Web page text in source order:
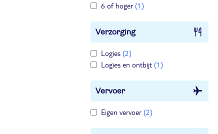
6 of hoger(1)
Verzorging
Logies (2)
Logies en ontbijt (1)
Vervoer
Eigen vervoer(2)